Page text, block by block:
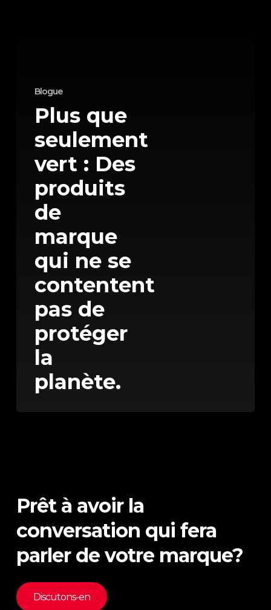
contentent
protéger
planète.
Blogue
Plus que
seulement
vert : Des
produits
de
marque
qui ne se
contentent
pas de
protéger
la
planète.
Prêt à avoir la
conversation qui fera
parler de votre marque?
Discutons-en